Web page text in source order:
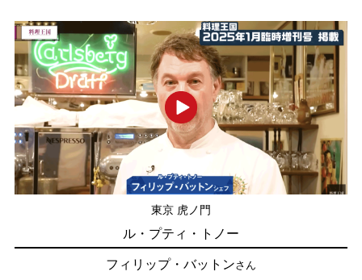
東京 虎ノ門
ル・プティ・トノー
フィリップ・バットンさん